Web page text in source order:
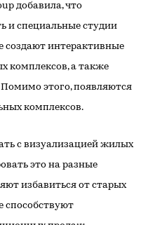
добавила, что
и специальные студии
создают интерактивные
комплексов, а также
этого, появляются
комплексов.
с визуализацией жилых
это на разные
избавиться от старых
способствуют